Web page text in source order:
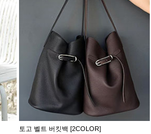
토고 벨트 버킷백 [2COLOR]